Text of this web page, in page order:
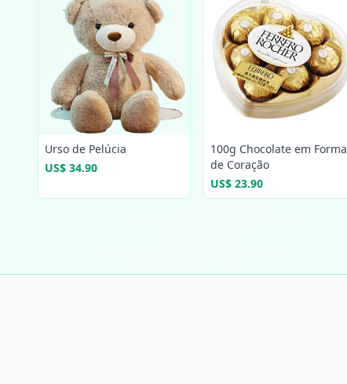
Urso de Pelúcia
US$ 34.90
100g Chocolate em Forma
de Coração
US$ 23.90